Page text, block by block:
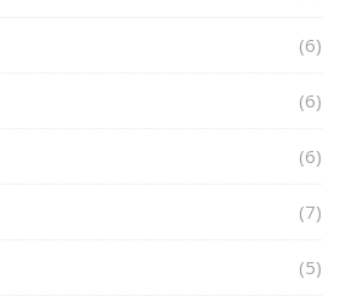
(6)
(6)
(6)
(7)
(5)